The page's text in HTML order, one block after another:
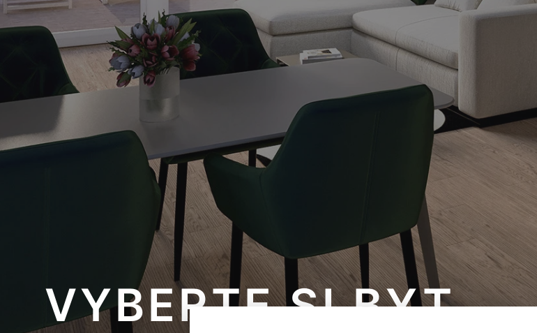
VYBERTE SI BYT